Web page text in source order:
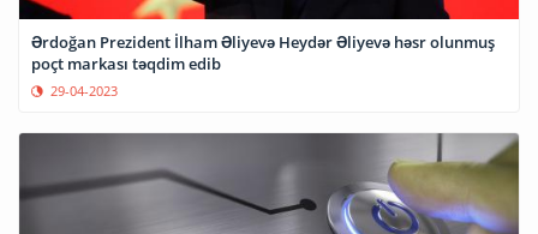
Ərdoğan Prezident İlham Əliyevə Heydər Əliyevə həsr olunmuş
poçt markası təqdim edib
29-04-2023